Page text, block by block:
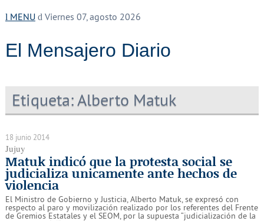
MENU Viernes 07, agosto 2026
El Mensajero Diario
Etiqueta:Alberto Matuk
18 junio 2014
Jujuy
Matuk indicó que la protesta social se
judicializa unicamente ante hechos de
violencia
El Ministro de Gobierno y Justicia, Alberto Matuk, se expresó con
respecto al paro y movilización realizado por los referentes del Frente
de Gremios Estatales y el SEOM, por la supuesta “judicialización de la